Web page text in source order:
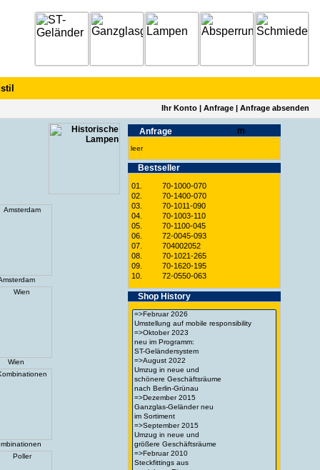
Ihr Konto | Anfrage | Anfrage absenden
Wien
Anfrage
leer
Best­seller
01.
70-1000-070
02.
70-1400-070
03.
70-1011-090
04.
70-1003-110
05.
70-1100-045
06.
72-0045-093
07.
704002052
08.
70-1021-265
09.
70-1620-195
10.
72-0550-063
Shop History